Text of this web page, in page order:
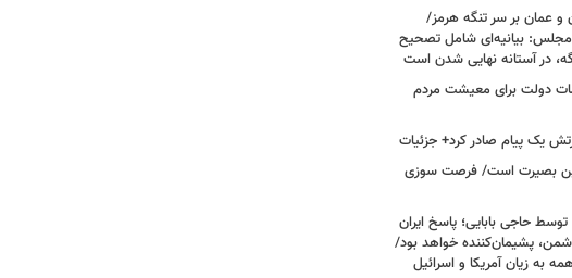
و عمان بر سر تنگه هرمز/
بیانیه‌ای شامل تصحیح
در آستانه نهایی شدن است
دولت برای معیشت مردم
یک پیام صادر کرد+ جزئیات
بصیرت است/ فرصت سوزی
حاجی بابایی؛ پاسخ ایران
پشیمان‌کننده خواهد بود/
زیان آمریکا و اسرائیل